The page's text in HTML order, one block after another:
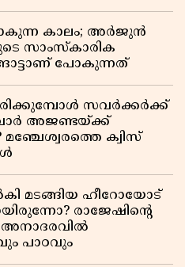
കാലം; അർജുൻ
സാംസ്കാരിക
പോകുന്നത്
സവർക്കർക്ക്
അജണ്ടയ്ക്ക്
മഞ്ചേശ്വരത്തെ ക്വിസ്
മടങ്ങിയ ഹീറോയോട്
രാജേഷിൻ്റെ
അനാദരവിൽ
പാഠവും